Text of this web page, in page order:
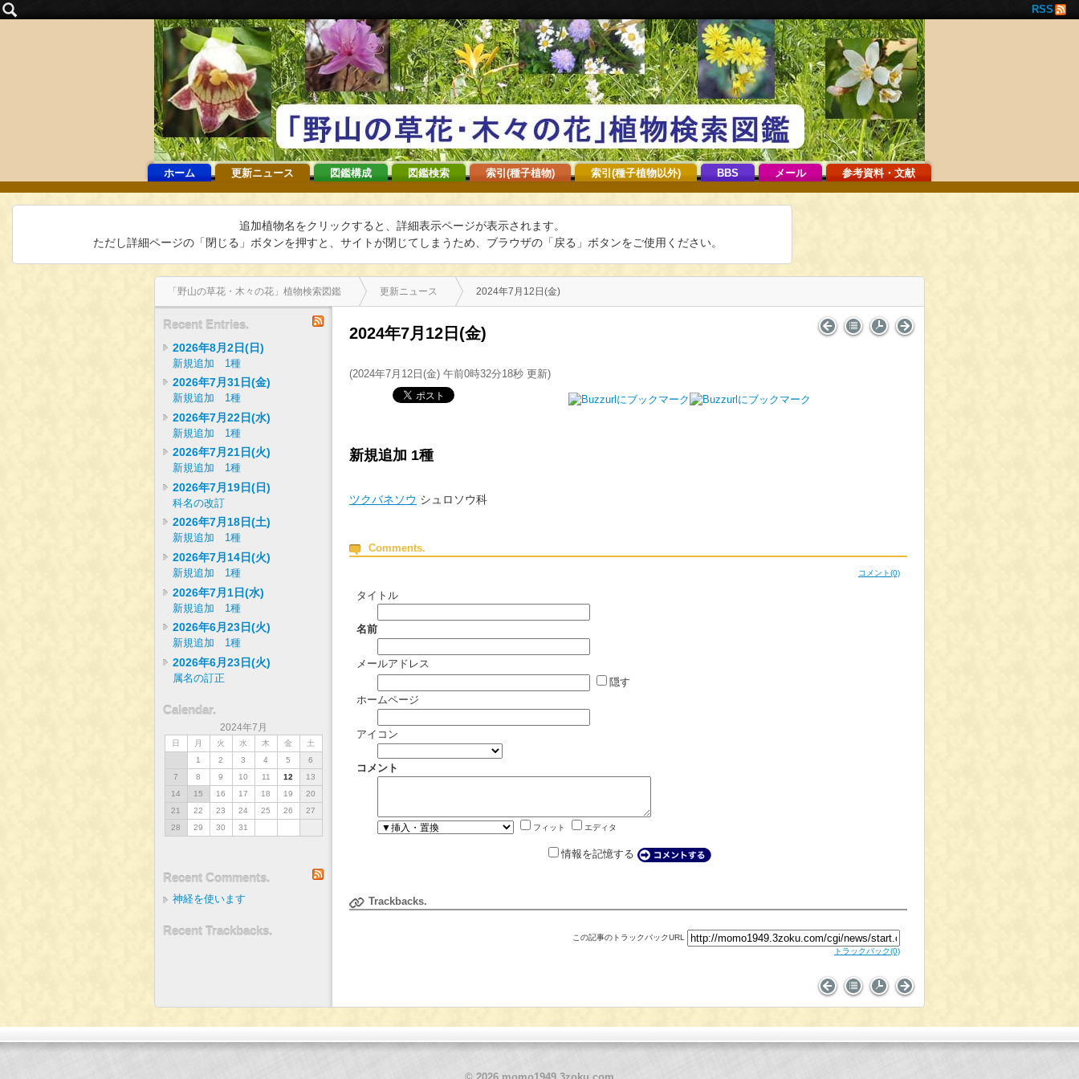
RSS
ホーム 更新ニュース 図鑑構成 図鑑検索 索引(種子植物) 索引(種子植物以外) BBS メール 参考資料・文献
追加植物名をクリックすると、詳細表示ページが表示されます。
ただし詳細ページの「閉じる」ボタンを押すと、サイトが閉じてしまうため、ブラウザの「戻る」ボタンをご使用ください。
「野山の草花・木々の花」植物検索図鑑 更新ニュース 2024年7月12日(金)
2024年7月12日(金)
(2024年7月12日(金) 午前0時32分18秒 更新)
新規追加 1種
ツクバネソウ シュロソウ科
Comments.
コメント(0)
タイトル
名前
メールアドレス
隠す
ホームページ
アイコン
コメント
フィット エディタ
情報を記憶する
Trackbacks.
この記事のトラックバックURL
トラックバック(0)
Recent Entries.
2026年8月2日(日)
新規追加 1種
2026年7月31日(金)
新規追加 1種
2026年7月22日(水)
新規追加 1種
2026年7月21日(火)
新規追加 1種
2026年7月19日(日)
科名の改訂
2026年7月18日(土)
新規追加 1種
2026年7月14日(火)
新規追加 1種
2026年7月1日(水)
新規追加 1種
2026年6月23日(火)
新規追加 1種
2026年6月23日(火)
属名の訂正
Calendar.
2024年7月
日 月 火 水 木 金
土
1
2 3 4 5
6
7
8 9 10 11 12
13
14
15 16 17 18 19
20
21
22 23 24 25 26
27
28
29 30 31
Recent Comments.
神経を使います
Recent Trackbacks.